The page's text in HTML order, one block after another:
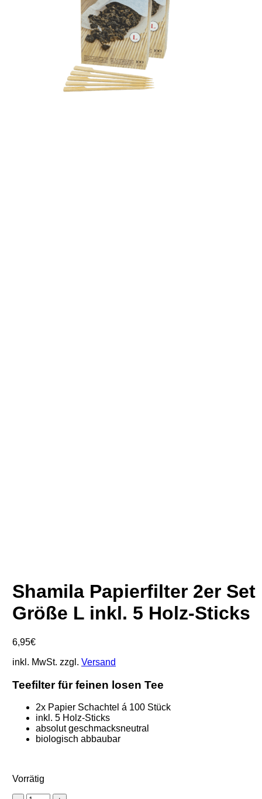
Shamila Papierfilter 2er Set
Größe L inkl. 5 Holz-Sticks
6,95€
inkl. MwSt. zzgl. Versand
Teefilter für feinen losen Tee
2x Papier Schachtel á 100 Stück
inkl. 5 Holz-Sticks
absolut geschmacksneutral
biologisch abbaubar
Vorrätig